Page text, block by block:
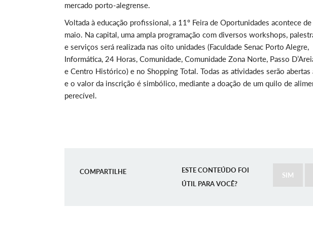
mercado porto-alegrense.
Voltada à educação profissional, a 11º Feira de Oportunidades acontece
maio. Na capital, uma ampla programação com diversos workshops,
e serviços será realizada nas oito unidades (Faculdade Senac Porto Alegre,
Informática, 24 Horas, Comunidade, Comunidade Zona Norte, Passo
e Centro Histórico) e no Shopping Total. Todas as atividades serão
e o valor da inscrição é simbólico, mediante a doação de um quilo de
perecível.
COMPARTILHE
ESTE CONTEÚDO FOI
ÚTIL PARA VOCÊ?
SIM